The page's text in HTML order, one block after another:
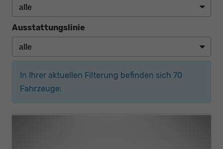
Ausstattungslinie
In Ihrer aktuellen Filterung befinden sich 70
Fahrzeuge: